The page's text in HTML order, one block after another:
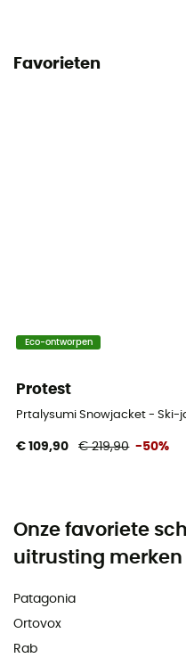
Favorieten
Eco-ontworpen
Protest
Prtalysumi Snowjacket - Ski-
€ 109,90 € 219,90 -50%
Onze favoriete
uitrusting merken
Patagonia
Ortovox
Rab